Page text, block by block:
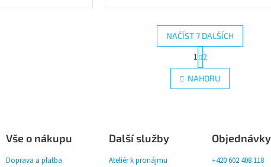
O
v
l
NAČÍST 7 DALŠÍCH
t
r
á
n
1 2
NAHORU
Vše o nákupu
Doprava a platba
Další služby
Ateliér k pronájmu
Objednávky
+420 602 408 118